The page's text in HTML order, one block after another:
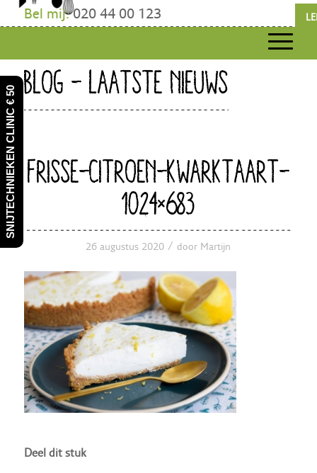
Bel mij:020 44 00 123
BLOG - LAATSTE NIEUWS
FRISSE-CITROEN-KWARKTAART-
1024×683
26 augustus 2020 / door Martijn
Deel dit stuk
SNIJTECHNIEKEN CLINIC € 50